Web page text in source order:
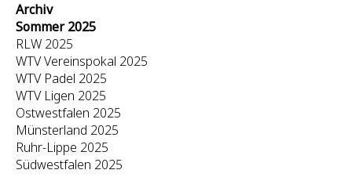
Archiv
Sommer 2025
RLW 2025
WTV Vereinspokal 2025
WTV Padel 2025
WTV Ligen 2025
Ostwestfalen 2025
Münsterland 2025
Ruhr-Lippe 2025
Südwestfalen 2025